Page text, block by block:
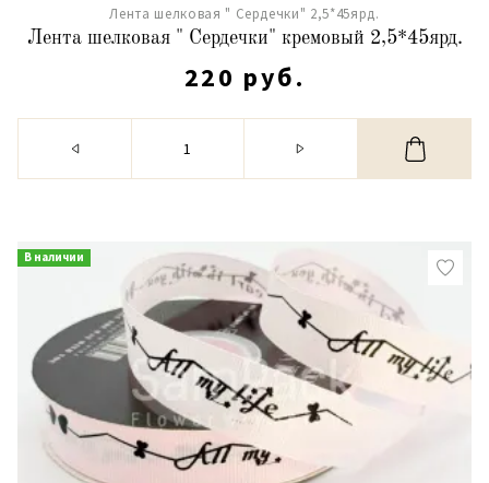
Лента шелковая " Сердечки" 2,5*45ярд.
Лента шелковая " Сердечки" кремовый 2,5*45ярд.
220 руб.
В наличии